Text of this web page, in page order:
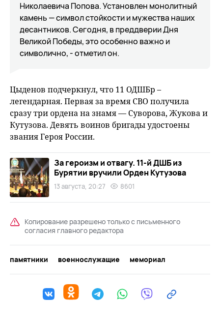
Николаевича Попова. Установлен монолитный
камень — символ стойкости и мужества наших
десантников. Сегодня, в преддверии Дня
Великой Победы, это особенно важно и
символично, - отметил он.
Цыденов подчеркнул, что 11 ОДШБр –
легендарная. Первая за время СВО получила
сразу три ордена на знамя — Суворова, Жукова и
Кутузова. Девять воинов бригады удостоены
звания Героя России.
За героизм и отвагу. 11-й ДШБ из
Бурятии вручили Орден Кутузова
13 августа, 20:27 8601
Копирование разрешено только с письменного
согласия главного редактора
памятники военнослужащие мемориал